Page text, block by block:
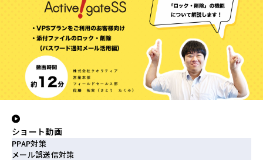
ショート動画
PPAP対策
メール誤送信対策